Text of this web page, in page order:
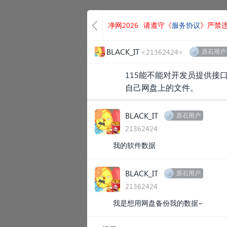
净网2026 请遵守《服务协议》严禁
BLACK_IT <21362424> 原石用户
115能不能对开发员提供接
自己网盘上的文件。
BLACK_IT 原石用户
21362424
我的软件数据
BLACK_IT 原石用户
21362424
我是想用网盘备份我的数据~